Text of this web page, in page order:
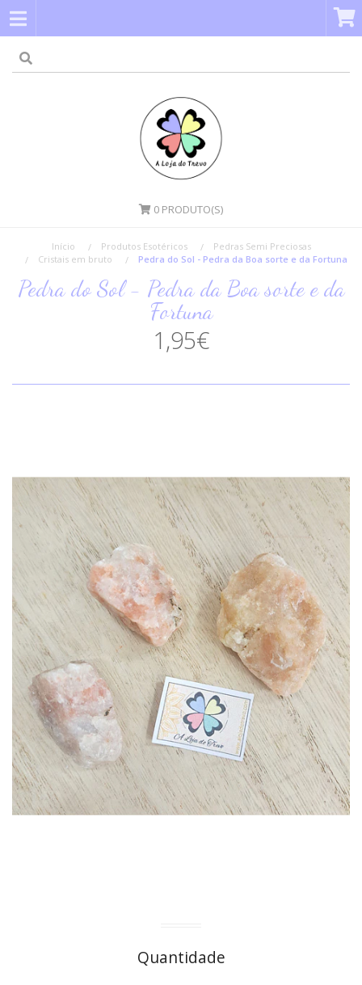
0 PRODUTO(S)
Início Produtos Esotéricos
Pedras Semi Preciosas
Cristais em bruto
Pedra do Sol - Pedra da Boa sorte e da Fortuna
Pedra do Sol - Pedra da Boa sorte e da
Fortuna
1,95€
Quantidade